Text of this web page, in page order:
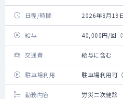
日程/時間 2026年8月19
給与 40,000円/回（
交通費 給与に含む
駐車場利用 駐車場利用可
勤務内容 労災二次健診